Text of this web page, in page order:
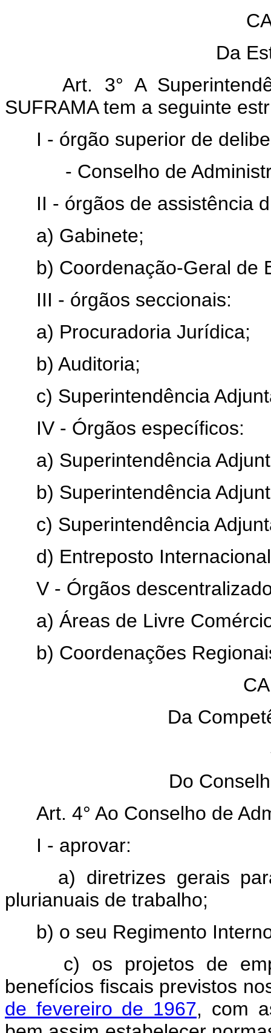
Da
Art. 3° A
SUFRAMA tem a seguinte
I - órgão superior de
- Conselho de
II - órgãos de assistência
a) Gabinete;
b) Coordenação-Geral de
III - órgãos seccionais:
a) Procuradoria Jurídica;
b) Auditoria;
c) Superintendência
IV - Órgãos específicos:
a) Superintendência
b) Superintendência
c) Superintendência
d) Entreposto
V - Órgãos
a) Áreas de Livre
b) Coordenações
Da
Do
Art. 4° Ao Conselho de
I - aprovar:
a) diretrizes gerais
plurianuais de trabalho;
b) o seu Regimento
c) os projetos de
benefícios fiscais previstos
de fevereiro de 1967, com